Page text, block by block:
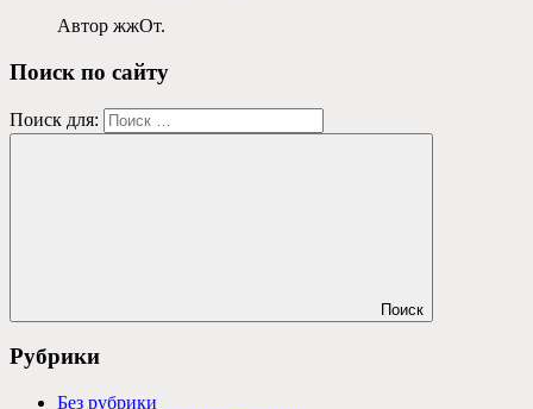
Автор жжОт.
Поиск по сайту
Поиск для:
Поиск
Рубрики
Без рубрики